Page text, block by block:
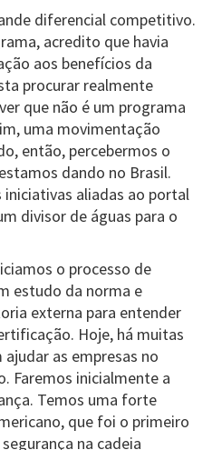
diferencial competitivo.
acredito que havia
aos benefícios da
procurar realmente
que não é um programa
uma movimentação
então, percebermos o
dando no Brasil.
aliadas ao portal
divisor de águas para o
o processo de
estudo da norma e
externa para entender
Hoje, há muitas
as empresas no
Faremos inicialmente a
Temos uma forte
que foi o primeiro
na cadeia